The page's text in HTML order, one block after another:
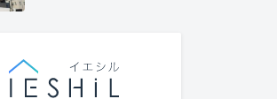
(40)
仲原(47)
駅(916)